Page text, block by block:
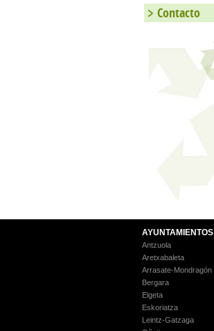
Contacto
AYUNTAMIENTOS
Antzuola
Aretxabaleta
Arrasate-Mondragón
Bergara
Elgeta
Eskoriatza
Leintz-Gatzaga